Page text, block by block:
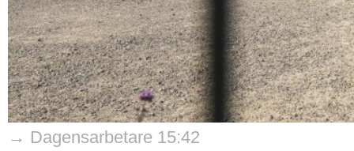
→ Dagensarbetare 15:42